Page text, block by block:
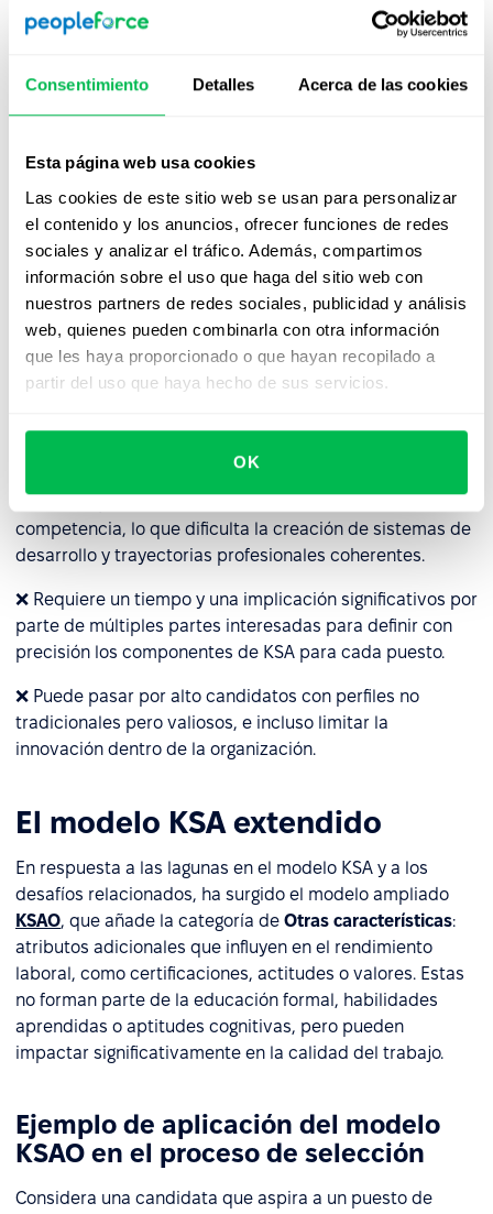
Consentimiento Detalles Acerca de las cookies
Esta página web usa cookies
Las cookies de este sitio web se usan para personalizar
el contenido y los anuncios, ofrecer funciones de redes
sociales y analizar el tráfico. Además, compartimos
información sobre el uso que haga del sitio web con
nuestros partners de redes sociales, publicidad y análisis
web, quienes pueden combinarla con otra información
que les haya proporcionado o que hayan recopilado a
partir del uso que haya hecho de sus servicios.
OK
Desafíos asociados con el
modelo KSA
Mientras que KSA es eficaz para describir habilidades
más completos y sensibles al contexto en la gestión de
recursos humanos moderna porque:
❌ No tiene en cuenta factores como la motivación, los
valores, las actitudes laborales o los rasgos de
personalidad, elementos que cada vez se reconocen
más como esenciales para construir equipos efectivos.
❌ Carece de herramientas sólidas para describir y
evaluarhabilidades blandas.
❌ Se centra en el individuo pero no refleja la cultura
organizacional, el nivel de rol o el contexto estratégico.
competencia, lo que dificulta la creación de sistemas de
desarrollo y trayectorias profesionales coherentes.
❌ Requiere un tiempo y una implicación significativos por
parte de múltiples partes interesadas para definir con
precisión los componentes de KSA para cada puesto.
❌ Puede pasar por alto candidatos con perfiles no
tradicionales pero valiosos, e incluso limitar la
innovación dentro de la organización.
El modelo KSA extendido
En respuesta a las lagunas en el modelo KSA y a los
desafíos relacionados, ha surgido el modelo ampliado
KSAO, que añade la categoría de Otras características:
atributos adicionales que influyen en el rendimiento
laboral, como certificaciones, actitudes o valores. Estas
no forman parte de la educación formal, habilidades
aprendidas o aptitudes cognitivas, pero pueden
impactar significativamente en la calidad del trabajo.
Ejemplo de aplicación del modelo
KSAO en el proceso de selección
Considera una candidata que aspira a un puesto de